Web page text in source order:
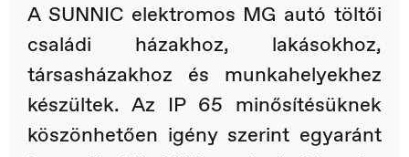
A SUNNIC elektromos MG autó töltői
családi házakhoz, lakásokhoz,
társasházakhoz és munkahelyekhez
készültek. Az IP 65 minősítésüknek
köszönhetően igény szerint egyaránt